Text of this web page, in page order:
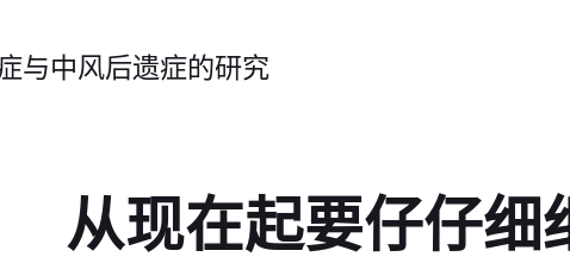
中风后遗症的研究
从现在起要仔仔细